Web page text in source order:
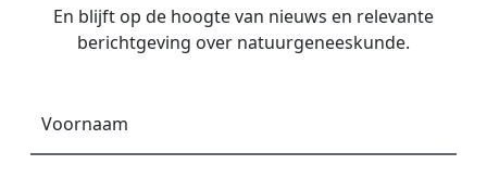
En blijft op de hoogte van nieuws en relevante
berichtgeving over natuurgeneeskunde.